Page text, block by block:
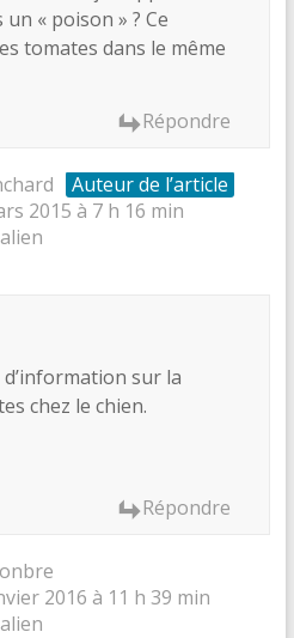
un « poison » ? Ce
tomates dans le même
Répondre
Auteur de l’article
2015 à 7 h 16 min
sur la
chez le chien.
Répondre
2016 à 11 h 39 min